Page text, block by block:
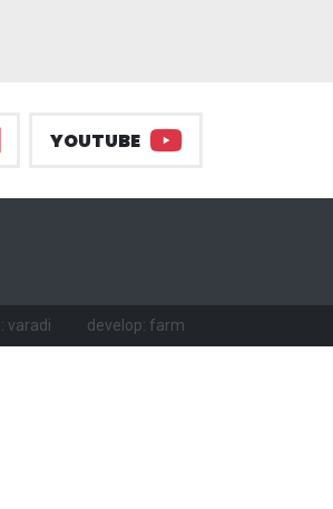
YOUTUBE
varadi develop: farm